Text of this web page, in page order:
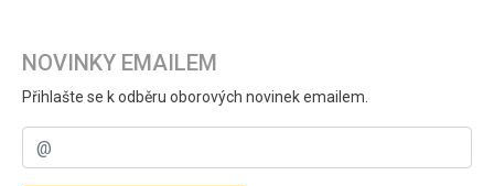
NOVINKY EMAILEM
Přihlašte se k odběru oborových novinek emailem.